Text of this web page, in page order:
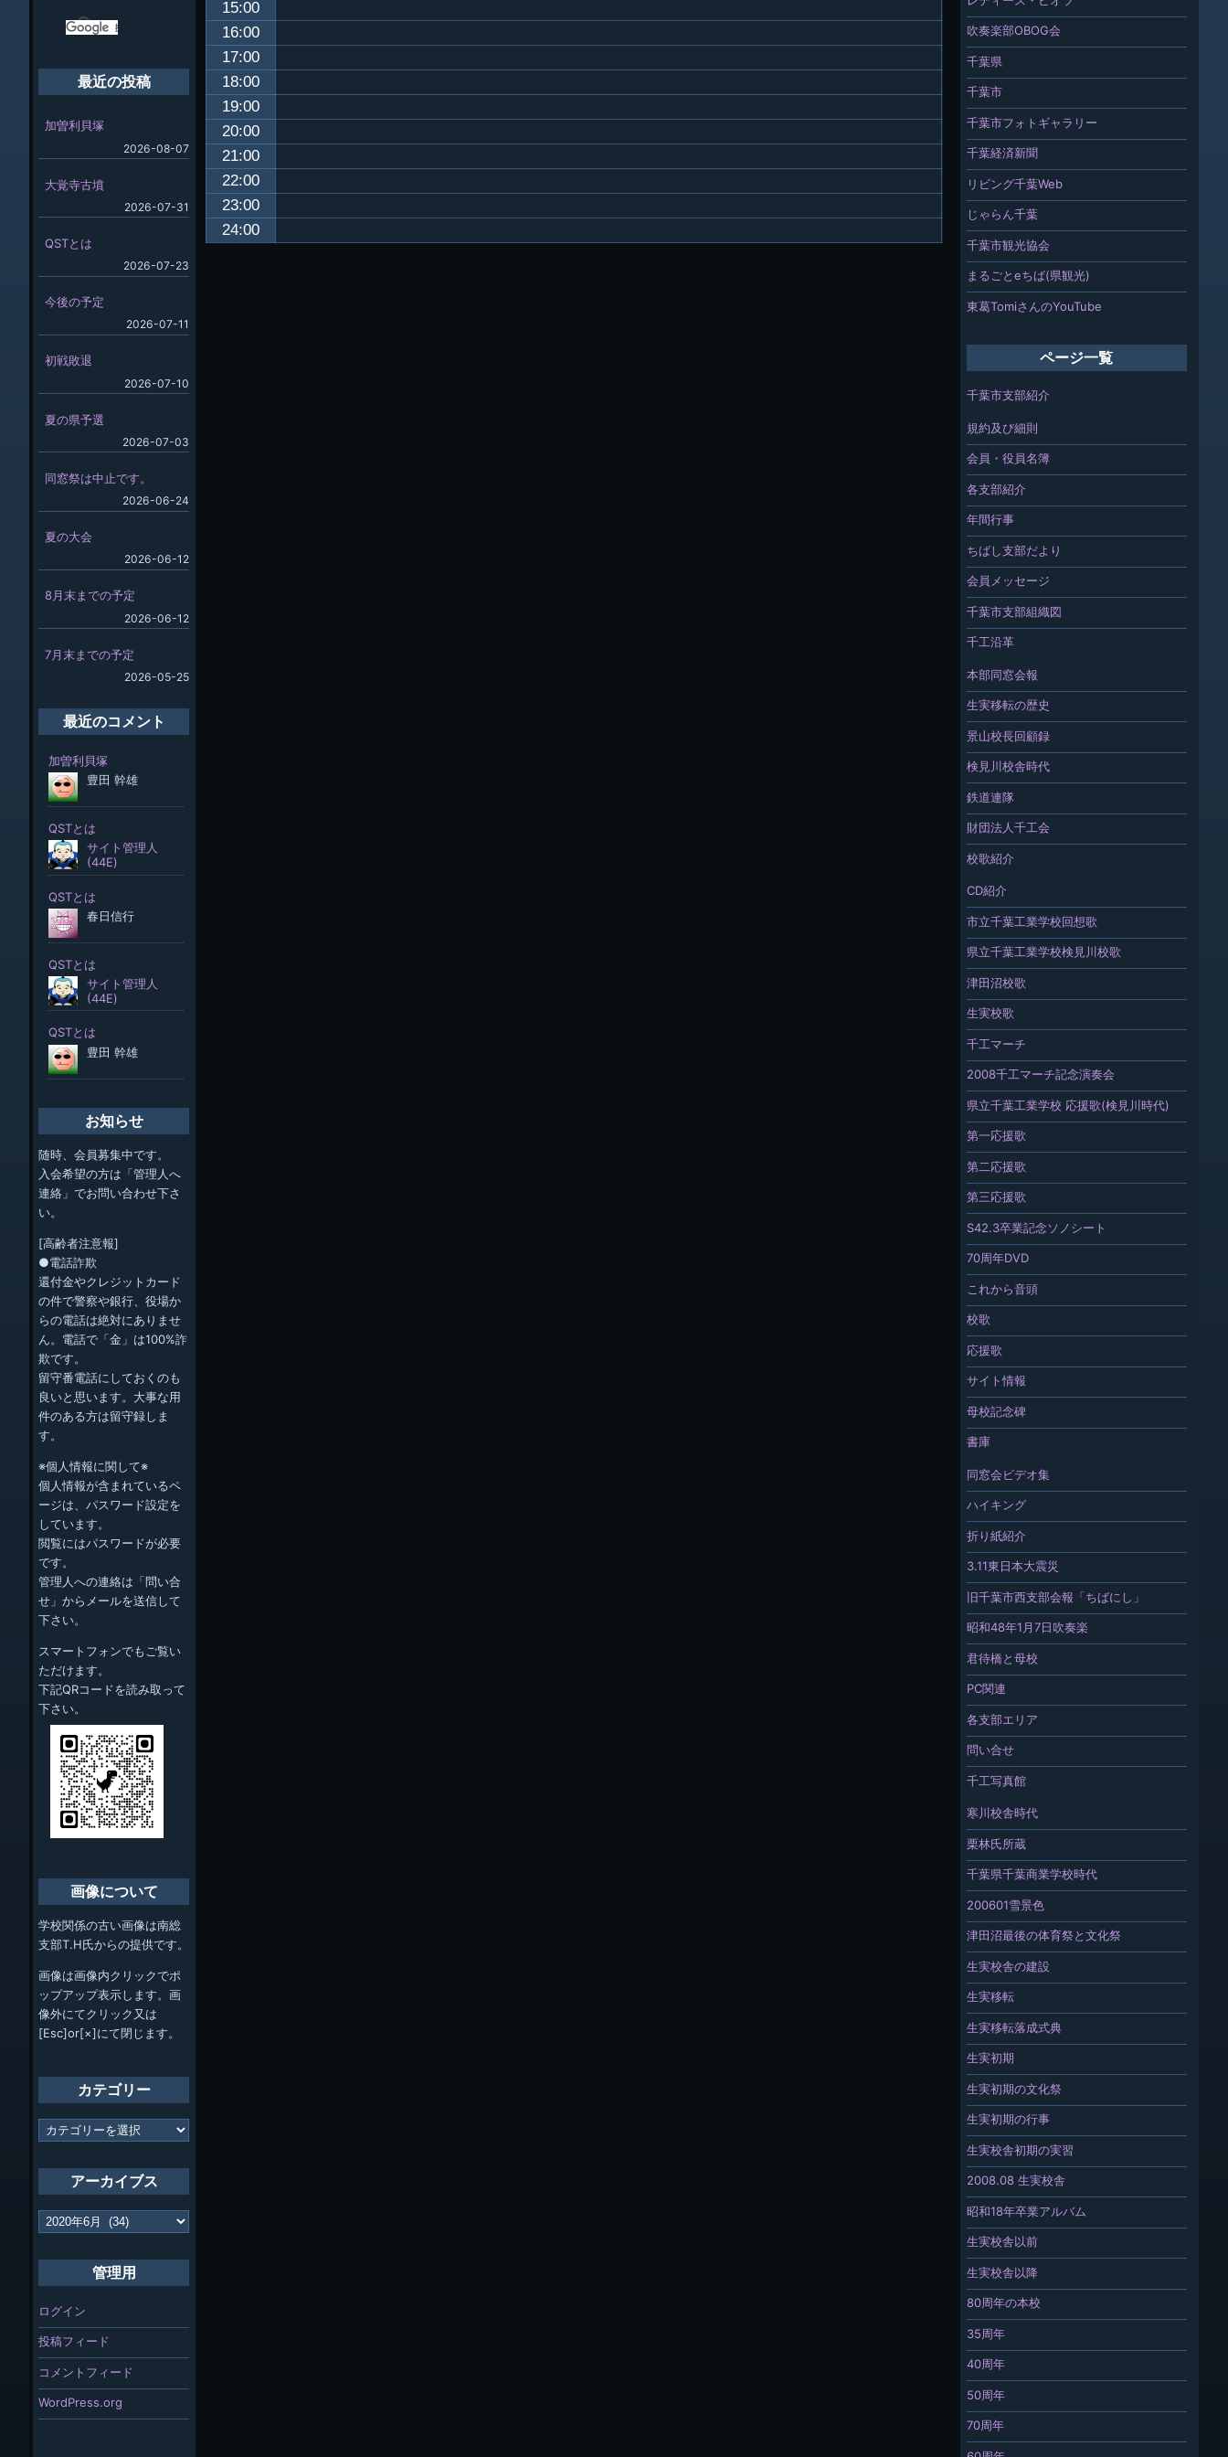
15:00
16:00
17:00
18:00
19:00
20:00
21:00
22:00
23:00
24:00
吹奏楽部OBOG会
千葉県
千葉市
千葉市フォトギャラリー
千葉経済新聞
リビング千葉Web
じゃらん千葉
千葉市観光協会
まるごとeちば(県観光)
東葛TomiさんのYouTube
ページ一覧
千葉市支部紹介
規約及び細則
会員・役員名簿
各支部紹介
年間行事
ちばし支部だより
会員メッセージ
千葉市支部組織図
千工沿革
本部同窓会報
生実移転の歴史
景山校長回顧録
検見川校舎時代
鉄道連隊
財団法人千工会
校歌紹介
CD紹介
市立千葉工業学校回想歌
県立千葉工業学校検見川校歌
津田沼校歌
生実校歌
千工マーチ
2008千工マーチ記念演奏会
県立千葉工業学校 応援歌(検見川時代)
第一応援歌
第二応援歌
第三応援歌
S42.3卒業記念ソノシート
70周年DVD
これから音頭
校歌
応援歌
サイト情報
母校記念碑
書庫
同窓会ビデオ集
ハイキング
折り紙紹介
3.11東日本大震災
旧千葉市西支部会報「ちばにし」
昭和48年1月7日吹奏楽
君待橋と母校
PC関連
各支部エリア
問い合せ
千工写真館
寒川校舎時代
栗林氏所蔵
千葉県千葉商業学校時代
200601雪景色
津田沼最後の体育祭と文化祭
生実校舎の建設
生実移転
生実移転落成式典
生実初期
生実初期の文化祭
生実初期の行事
生実校舎初期の実習
2008.08 生実校舎
昭和18年卒業アルバム
生実校舎以前
生実校舎以降
80周年の本校
35周年
40周年
50周年
70周年
最近の投稿
加曽利貝塚
2026-08-07
大覚寺古墳
2026-07-31
QSTとは
2026-07-23
今後の予定
2026-07-11
初戦敗退
2026-07-10
夏の県予選
2026-07-03
同窓祭は中止です。
2026-06-24
夏の大会
2026-06-12
8月末までの予定
2026-06-12
7月末までの予定
2026-05-25
最近のコメント
お知らせ
随時、会員募集中です。
入会希望の方は「管理人へ
連絡」でお問い合わせ下さ
い。
[高齢者注意報]
●電話詐欺
還付金やクレジットカード
の件で警察や銀行、役場か
らの電話は絶対にありませ
ん。電話で「金」は100%詐
欺です。
留守番電話にしておくのも
良いと思います。大事な用
件のある方は留守録しま
す。
※個人情報に関して※
個人情報が含まれているペ
ージは、パスワード設定を
しています。
閲覧にはパスワードが必要
です。
管理人への連絡は「問い合
せ」からメールを送信して
下さい。
スマートフォンでもご覧い
ただけます。
下記QRコードを読み取って
下さい。
画像について
学校関係の古い画像は南総
支部T.H氏からの提供です。
画像は画像内クリックでポ
ップアップ表示します。画
像外にてクリック又は
[Esc]or[×]にて閉じます。
カテゴリー
カ
テ
ー
アーカイブス
ア
ー
管理用
ログイン
投稿フィード
コメントフィード
WordPress.org